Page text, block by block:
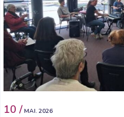
10 / MAI. 2026